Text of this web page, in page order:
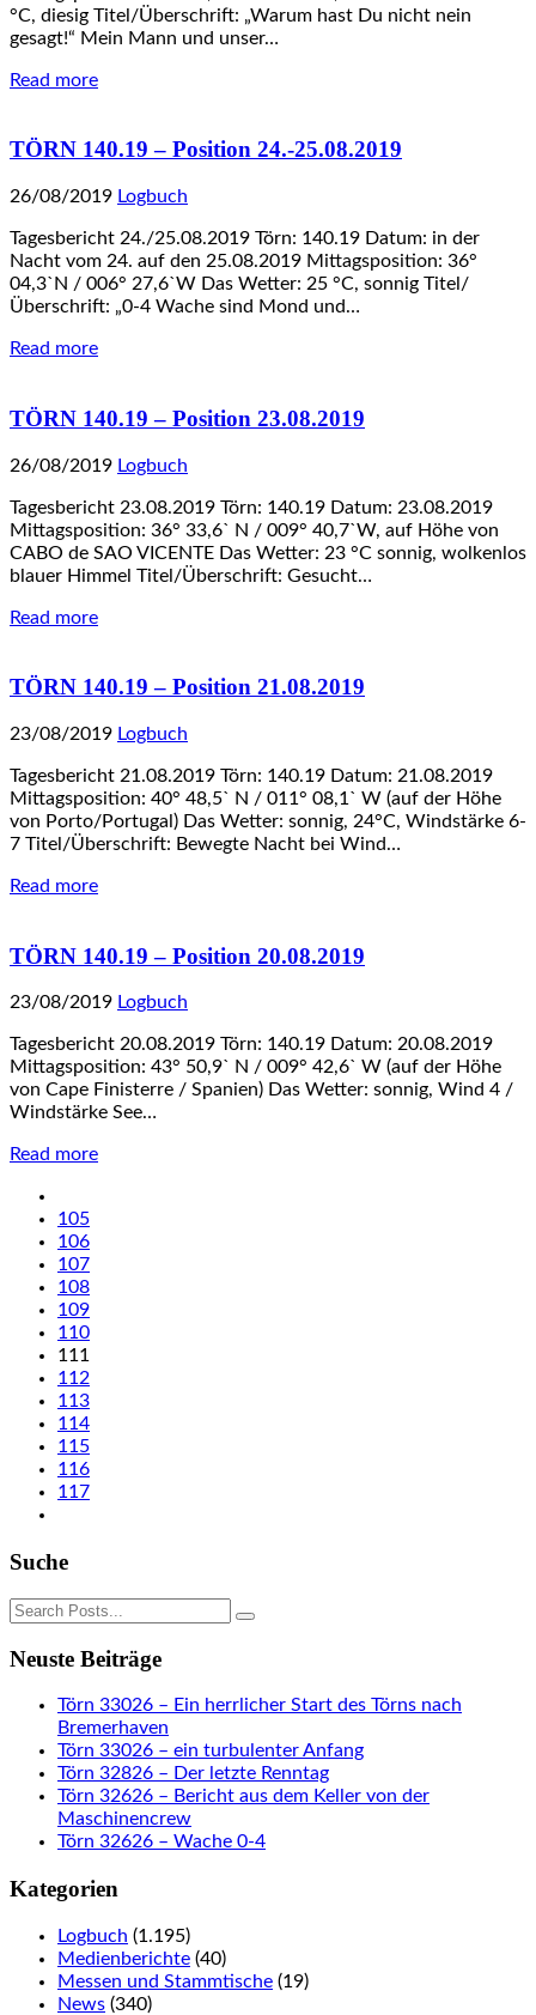
°C, diesig Titel/Überschrift: „Warum hast Du nicht nein
gesagt!“ Mein Mann und unser…
Read more
TÖRN 140.19 – Position 24.-25.08.2019
26/08/2019 Logbuch
Tagesbericht 24./25.08.2019 Törn: 140.19 Datum: in der
Nacht vom 24. auf den 25.08.2019 Mittagsposition: 36°
04,3`N / 006° 27,6`W Das Wetter: 25 °C, sonnig Titel/
Überschrift: „0-4 Wache sind Mond und…
Read more
TÖRN 140.19 – Position 23.08.2019
26/08/2019 Logbuch
Tagesbericht 23.08.2019 Törn: 140.19 Datum: 23.08.2019
Mittagsposition: 36° 33,6` N / 009° 40,7`W, auf Höhe von
CABO de SAO VICENTE Das Wetter: 23 °C sonnig, wolkenlos
blauer Himmel Titel/Überschrift: Gesucht…
Read more
TÖRN 140.19 – Position 21.08.2019
23/08/2019 Logbuch
Tagesbericht 21.08.2019 Törn: 140.19 Datum: 21.08.2019
Mittagsposition: 40° 48,5` N / 011° 08,1` W (auf der Höhe
von Porto/Portugal) Das Wetter: sonnig, 24°C, Windstärke 6-
7 Titel/Überschrift: Bewegte Nacht bei Wind…
Read more
TÖRN 140.19 – Position 20.08.2019
23/08/2019 Logbuch
Tagesbericht 20.08.2019 Törn: 140.19 Datum: 20.08.2019
Mittagsposition: 43° 50,9` N / 009° 42,6` W (auf der Höhe
von Cape Finisterre / Spanien) Das Wetter: sonnig, Wind 4 /
Windstärke See…
Read more
105
106
107
108
109
110
111
112
113
114
115
116
117
Suche
Neuste Beiträge
Törn 33026 – Ein herrlicher Start des Törns nach
Bremerhaven
Törn 33026 – ein turbulenter Anfang
Törn 32826 – Der letzte Renntag
Törn 32626 – Bericht aus dem Keller von der
Maschinencrew
Törn 32626 – Wache 0-4
Kategorien
Logbuch (1.195)
Medienberichte (40)
Messen und Stammtische (19)
News (340)